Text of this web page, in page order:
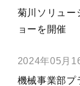
菊川ソリュー
ョーを開催
2024年05月
機械事業部プ